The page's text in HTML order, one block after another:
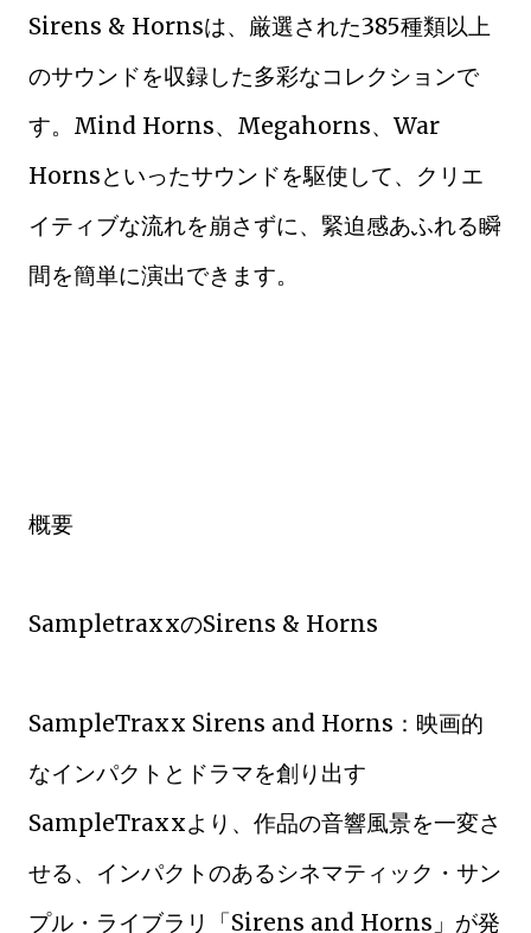
Sirens & Hornsは、厳選された385種類以上
のサウンドを収録した多彩なコレクションで
す。Mind Horns、Megahorns、War
Hornsといったサウンドを駆使して、クリエ
イティブな流れを崩さずに、緊迫感あふれる瞬
間を簡単に演出できます。
概要
SampletraxxのSirens & Horns
SampleTraxx Sirens and Horns：映画的
なインパクトとドラマを創り出す
SampleTraxxより、作品の音響風景を一変さ
せる、インパクトのあるシネマティック・サン
プル・ライブラリ「Sirens and Horns」が発